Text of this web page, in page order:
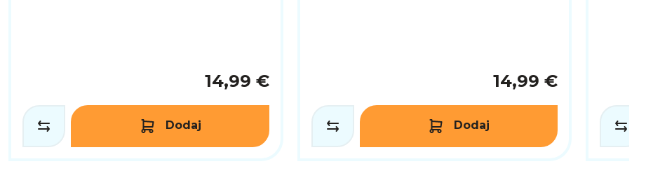
14,99 €
Dodaj
14,99 €
Dodaj